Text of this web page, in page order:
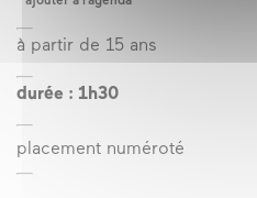
à partir de 15 ans
durée : 1h30
placement numéroté